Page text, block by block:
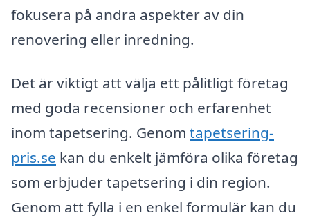
fokusera på andra aspekter av din
renovering eller inredning.
Det är viktigt att välja ett pålitligt företag
med goda recensioner och erfarenhet
inom tapetsering. Genom tapetsering-
pris.se kan du enkelt jämföra olika företag
som erbjuder tapetsering i din region.
Genom att fylla i en enkel formulär kan du